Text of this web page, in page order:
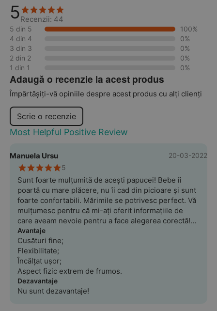
5Recenzii: 44
5 din 5
100%
4 din 4
0%
3 din 3
0%
2 din 2
0%
1 din 1
0%
Adaugă o recenzie la acest produs
Împărtășiți-vă opiniile despre acest produs cu alți clienți
Scrie o recenzie
Most Helpful Positive Review
Manuela Ursu
20-03-2022
5
Sunt foarte mulțumită de acești papucei! Bebe îi
poartă cu mare plăcere, nu îi cad din picioare și sunt
foarte confortabili. Mărimile se potrivesc perfect. Vă
mulțumesc pentru că mi-ați oferit informațiile de
care aveam nevoie pentru a face alegerea corectă!
Vom reveni cu siguranță!
Avantaje
Cusături fine;
Flexibilitate;
Încălțat ușor;
Aspect fizic extrem de frumos.
Dezavantaje
Nu sunt dezavantaje!